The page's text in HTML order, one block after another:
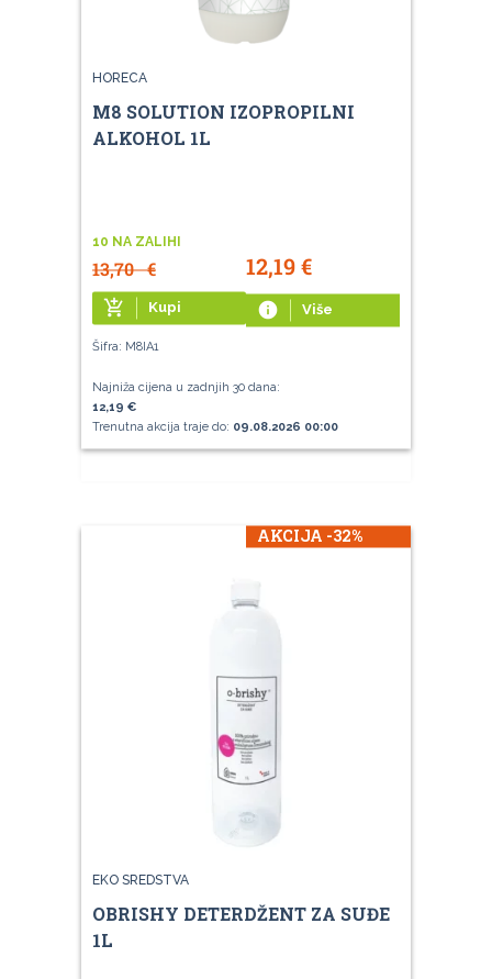
HORECA
M8 SOLUTION IZOPROPILNI
ALKOHOL 1L
10 NA ZALIHI
13,70€ 12,19€
add_shopping_cart Kupi info Više
Šifra: M8IA1
Najniža cijena u zadnjih 30 dana:
12,19 €
Trenutna akcija traje do: 09.08.2026 00:00
AKCIJA -32%
EKO SREDSTVA
OBRISHY DETERDŽENT ZA SUĐE
1L